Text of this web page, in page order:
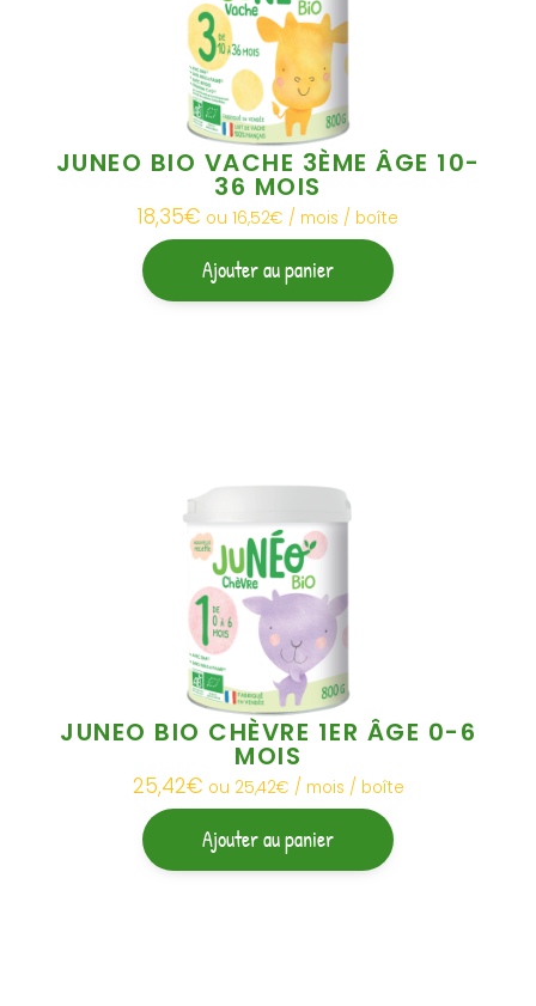
JUNEO BIO VACHE 3ÈME ÂGE 10-
36 MOIS
18,35€ ou 16,52€ / mois / boîte
Ajouter au panier
JUNEO BIO CHÈVRE 1ER ÂGE 0-6
MOIS
25,42€ ou 25,42€ / mois / boîte
Ajouter au panier